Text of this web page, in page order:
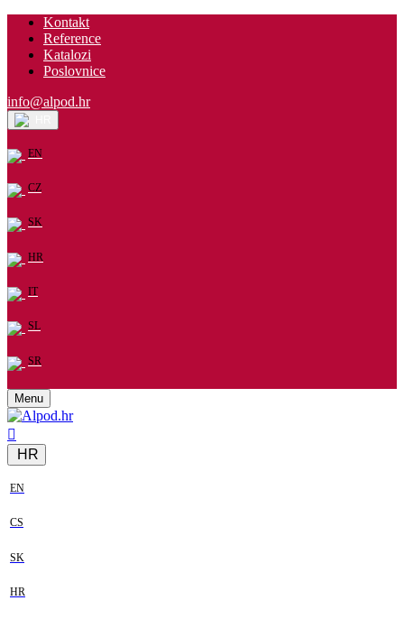
Kontakt
Reference
Katalozi
Poslovnice
info@alpod.hr
EN
CZ
SK
HR
IT
SL
SR
Menu
HR
EN
CS
SK
HR